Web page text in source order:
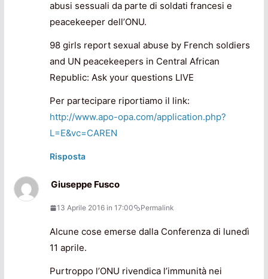
abusi sessuali da parte di soldati francesi e
peacekeeper dell’ONU.
98 girls report sexual abuse by French soldiers
and UN peacekeepers in Central African
Republic: Ask your questions LIVE
Per partecipare riportiamo il link:
http://www.apo-opa.com/application.php?
L=E&vc=CAREN
Risposta
Giuseppe Fusco
13 Aprile 2016 in 17:00 Permalink
Alcune cose emerse dalla Conferenza di lunedì
11 aprile.
Purtroppo l’ONU rivendica l’immunità nei